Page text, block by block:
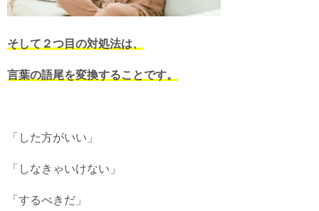
そして２つ目の対処法は、
言葉の語尾を変換することです。
「した方がいい」
「しなきゃいけない」
「するべきだ」